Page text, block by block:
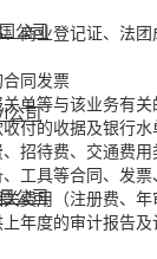
公司
公司
公司
商业登记证、法
同发票
单等与该业务有
付的收据及银行
招待费、交通费
工具等合同、发
费用（注册费、年
年度的审计报告及